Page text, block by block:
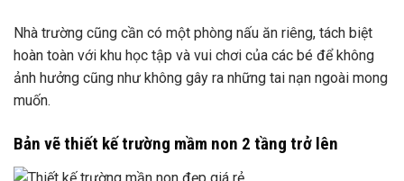
Nhà trường cũng cần có một phòng nấu ăn riêng, tách biệt
hoàn toàn với khu học tập và vui chơi của các bé để không
ảnh hưởng cũng như không gây ra những tai nạn ngoài mong
muốn.
Bản vẽ thiết kế trường mầm non 2 tầng trở lên